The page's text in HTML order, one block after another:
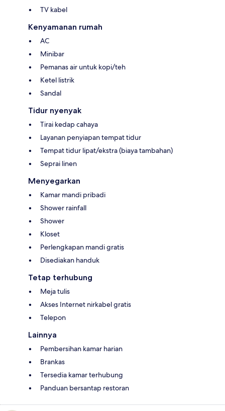
TV kabel
Kenyamanan rumah
AC
Minibar
Pemanas air untuk kopi/teh
Ketel listrik
Sandal
Tidur nyenyak
Tirai kedap cahaya
Layanan penyiapan tempat tidur
Tempat tidur lipat/ekstra (biaya tambahan)
Seprai linen
Menyegarkan
Kamar mandi pribadi
Shower rainfall
Shower
Kloset
Perlengkapan mandi gratis
Disediakan handuk
Tetap terhubung
Meja tulis
Akses Internet nirkabel gratis
Telepon
Lainnya
Pembersihan kamar harian
Brankas
Tersedia kamar terhubung
Panduan bersantap restoran